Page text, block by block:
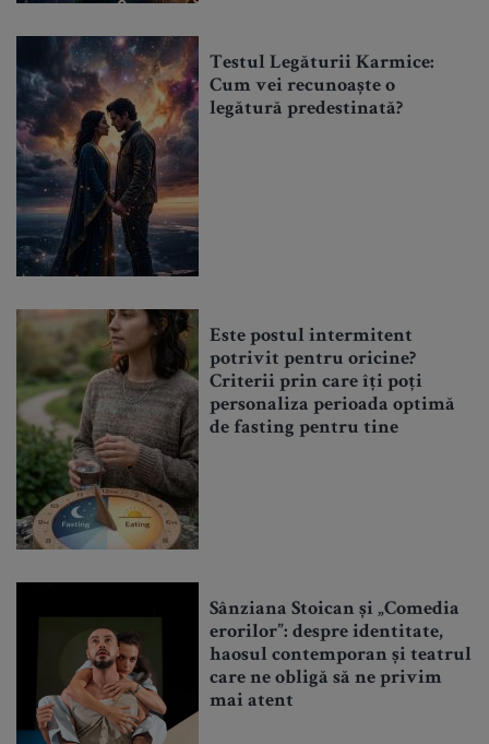
Testul Legăturii Karmice:
Cum vei recunoaște o
legătură predestinată?
Este postul intermitent
potrivit pentru oricine?
Criterii prin care îți poți
personaliza perioada optimă
de fasting pentru tine
Sânziana Stoican și „Comedia
erorilor”: despre identitate,
haosul contemporan și teatrul
care ne obligă să ne privim
mai atent